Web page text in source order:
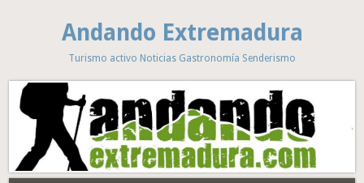
Andando Extremadura
Turismo activo Noticias Gastronomía Senderismo